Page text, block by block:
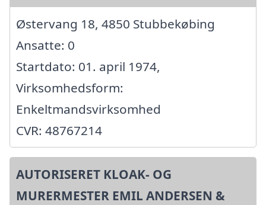
Østervang 18, 4850 Stubbekøbing
Ansatte: 0
Startdato: 01. april 1974,
Virksomhedsform:
Enkeltmandsvirksomhed
CVR: 48767214
AUTORISERET KLOAK- OG
MURERMESTER EMIL ANDERSEN &